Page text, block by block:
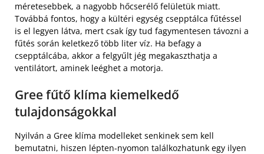
méretesebbek, a nagyobb hőcserélő felületük miatt.
Továbbá fontos, hogy a kültéri egység csepptálca fűtéssel
is el legyen látva, mert csak így tud fagymentesen távozni a
fűtés során keletkező több liter víz. Ha befagy a
csepptálcába, akkor a felgyűlt jég megakaszthatja a
ventilátort, aminek leéghet a motorja.
Gree fűtő klíma kiemelkedő
tulajdonságokkal
Nyilván a Gree klíma modelleket senkinek sem kell
bemutatni, hiszen lépten-nyomon találkozhatunk egy ilyen